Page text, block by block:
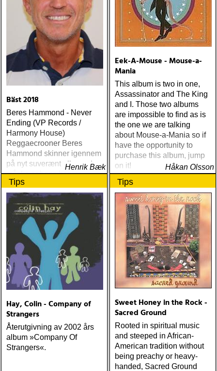
heartbreakers : the live
anthology (reprise) ÅRETS
STUDIOÄSS: works
progress administration :
wpa (wpa records) ÅRETS
CÉLINE DION: zachary
richard : last kiss (artist
Bäst 2018
Beres Hammond - Never
Ending (VP Records /
Harmony House)
Reggaecrooner Beres
Hammond skinner igennem
på nyt suverænt album, der
måske er hans bedste
gennem tiderne
Henrik Bæk
Eek-A-Mouse - Mouse-a-
Mania
This album is two in one,
Assassinator and The King
and I. Those two albums
are impossible to find as is
the one we are talking
about Mouse-a-Mania so if
have the opportunity to
purchase this album, jump
on it!
Håkan Olsson
Tips
Hay, Colin - Company of
Strangers
Återutgivning av 2002 års
album »Company Of
Strangers«.
Tips
Sweet Honey in the Rock -
Sacred Ground
Rooted in spiritual music
and steeped in African-
American tradition without
being preachy or heavy-
handed, Sacred Ground